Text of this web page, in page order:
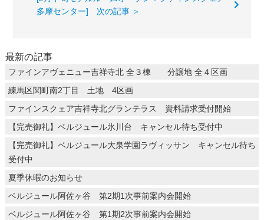
多摩センター] 次の記事 ＞
最新の記事
ファインアヴェニュー吉祥寺北 全３棟 分譲地 全４区画
練馬区関町南2丁目 土地 4区画
ファインスクェア吉祥寺北グランテラス 資料請求受付開始
【完売御礼】ベルジュール氷川台 キャンセル待ち受付中
【完売御礼】ベルジュール大泉学園ラヴィッサン キャンセル待ち
受付中
夏季休暇のお知らせ
ベルジュール阿佐ヶ谷 第2期1次事前案内会開始
ベルジュール阿佐ヶ谷 第1期2次事前案内会開始